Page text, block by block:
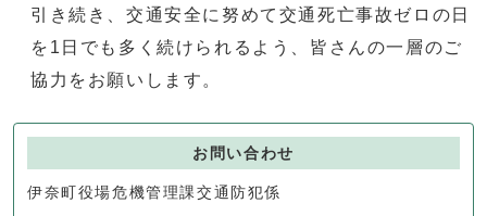
引き続き、交通安全に努めて交通死亡事故ゼロの日
を1日でも多く続けられるよう、皆さんの一層のご
協力をお願いします。
お問い合わせ
伊奈町役場危機管理課交通防犯係